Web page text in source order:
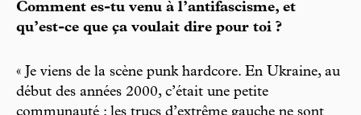
Comment es-tu venu à l’antifascisme, et
qu’est-ce que ça voulait dire pour toi ?
« Je viens de la scène punk hardcore. En Ukraine, au
début des années 2000, c’était une petite